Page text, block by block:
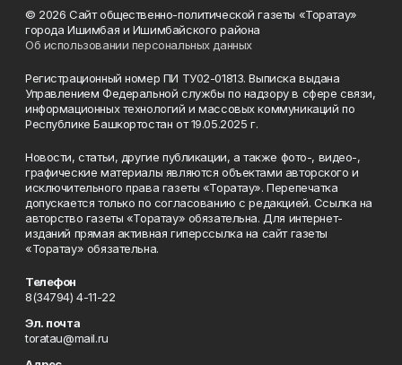
© 2026 Сайт общественно-политической газеты «Торатау»
города Ишимбая и Ишимбайского района
Об использовании персональных данных
Регистрационный номер ПИ ТУ02-01813. Выписка выдана
Управлением Федеральной службы по надзору в сфере связи,
информационных технологий и массовых коммуникаций по
Республике Башкортостан от 19.05.2025 г.
Новости, статьи, другие публикации, а также фото-, видео-,
графические материалы являются объектами авторского и
исключительного права газеты «Торатау». Перепечатка
допускается только по согласованию с редакцией. Ссылка на
авторство газеты «Торатау» обязательна. Для интернет-
изданий прямая активная гиперссылка на сайт газеты
«Торатау» обязательна.
Телефон
8(34794) 4-11-22
Эл. почта
toratau@mail.ru